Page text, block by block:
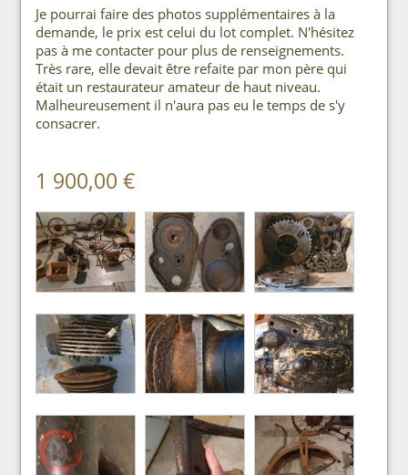
Je pourrai faire des photos supplémentaires à la
demande, le prix est celui du lot complet. N'hésitez
pas à me contacter pour plus de renseignements.
Très rare, elle devait être refaite par mon père qui
était un restaurateur amateur de haut niveau.
Malheureusement il n'aura pas eu le temps de s'y
consacrer.
1 900,00 €